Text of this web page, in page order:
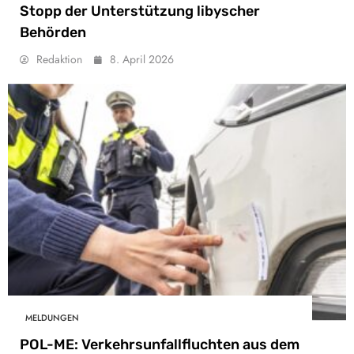
Stopp der Unterstützung libyscher
Behörden
Redaktion 8. April 2026
MELDUNGEN
POL-ME: Verkehrsunfallfluchten aus dem